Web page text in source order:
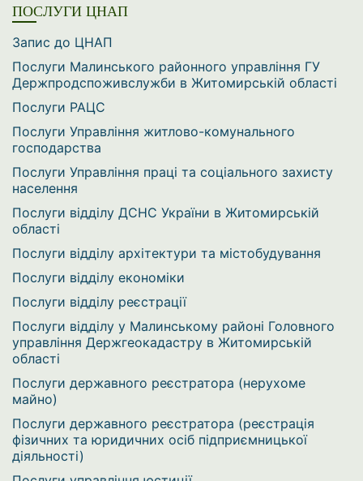
ПОСЛУГИ ЦНАП
Запис до ЦНАП
Послуги Малинського районного управління ГУ
Держпродспоживслужби в Житомирській області
Послуги РАЦС
Послуги Управління житлово-комунального
господарства
Послуги Управління праці та соціального захисту
населення
Послуги відділу ДСНС України в Житомирській
області
Послуги відділу архітектури та містобудування
Послуги відділу економіки
Послуги відділу реєстрації
Послуги відділу у Малинському районі Головного
управління Держгеокадастру в Житомирській
області
Послуги державного реєстратора (нерухоме
майно)
Послуги державного реєстратора (реєстрація
фізичних та юридичних осіб підприємницької
діяльності)